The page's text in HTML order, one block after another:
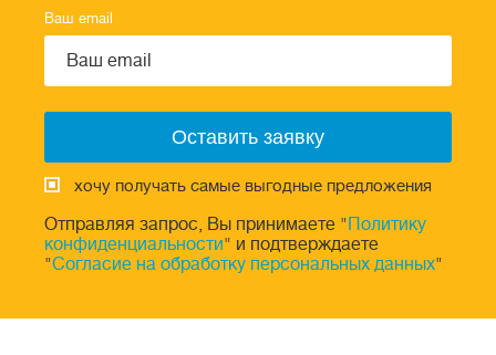
Ваш email
хочу получать самые выгодные предложения
Отправляя запрос, Вы принимаете " Политику
конфиденциальности" и подтверждаете
"Согласие на обработку персональных данных"